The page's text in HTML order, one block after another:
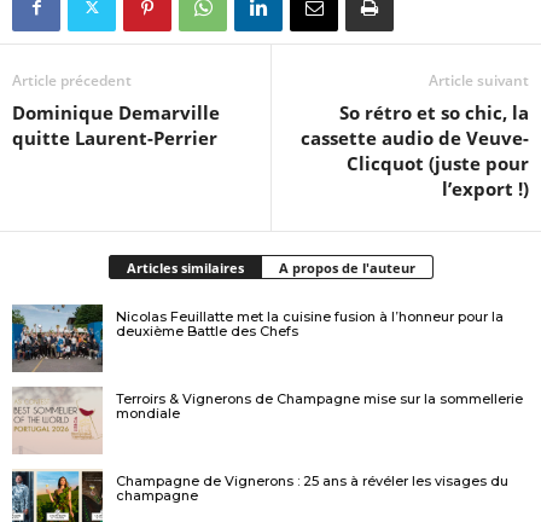
Article précedent
Dominique Demarville
quitte Laurent-Perrier
Article suivant
So rétro et so chic, la
cassette audio de Veuve-
Clicquot (juste pour
l’export !)
Articles similaires A propos de l'auteur
Nicolas Feuillatte met la cuisine fusion à l’honneur pour la
deuxième Battle des Chefs
Terroirs & Vignerons de Champagne mise sur la sommellerie
mondiale
Champagne de Vignerons : 25 ans à révéler les visages du
champagne